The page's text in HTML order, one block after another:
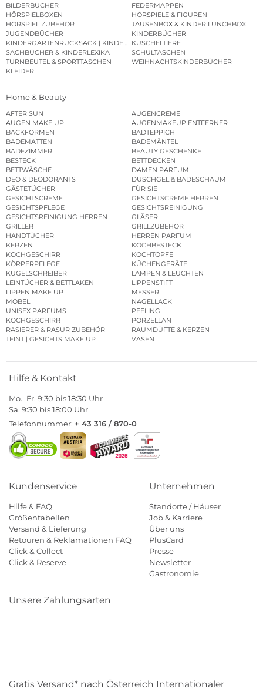
BILDERBÜCHER
FEDERMAPPEN
HÖRSPIELBOXEN
HÖRSPIELE & FIGUREN
HÖRSPIEL ZUBEHÖR
JAUSENBOX & KINDER LUNCHBOX
JUGENDBÜCHER
KINDERBÜCHER
KINDERGARTENRUCKSACK | KINDERGARTENBEUTEL
KUSCHELTIERE
SACHBÜCHER & KINDERLEXIKA
SCHULTASCHEN
TURNBEUTEL & SPORTTASCHEN
WEIHNACHTSKINDERBÜCHER
KLEIDER
Home & Beauty
AFTER SUN
AUGENCREME
AUGEN MAKE UP
AUGENMAKEUP ENTFERNER
BACKFORMEN
BADTEPPICH
BADEMATTEN
BADEMÄNTEL
BADEZIMMER
BEAUTY GESCHENKE
BESTECK
BETTDECKEN
BETTWÄSCHE
DAMEN PARFUM
DEO & DEODORANTS
DUSCHGEL & BADESCHAUM
GÄSTETÜCHER
FÜR SIE
GESICHTSCREME
GESICHTSCREME HERREN
GESICHTSPFLEGE
GESICHTSREINIGUNG
GESICHTSREINIGUNG HERREN
GLÄSER
GRILLER
GRILLZUBEHÖR
HANDTÜCHER
HERREN PARFUM
KERZEN
KOCHBESTECK
KOCHGESCHIRR
KOCHTÖPFE
KÖRPERPFLEGE
KÜCHENGERÄTE
KUGELSCHREIBER
LAMPEN & LEUCHTEN
LEINTÜCHER & BETTLAKEN
LIPPENSTIFT
LIPPEN MAKE UP
MESSER
MÖBEL
NAGELLACK
UNISEX PARFUMS
PEELING
KOCHGESCHIRR
PORZELLAN
RASIERER & RASUR ZUBEHÖR
RAUMDÜFTE & KERZEN
TEINT | GESICHTS MAKE UP
VASEN
Hilfe & Kontakt
Mo.–Fr. 9:30 bis 18:30 Uhr
Sa. 9:30 bis 18:00 Uhr
Telefonnummer: + 43 316 / 870-0
Kundenservice
Hilfe & FAQ
Größentabellen
Versand & Lieferung
Retouren & Reklamationen FAQ
Click & Collect
Click & Reserve
Unternehmen
Standorte / Häuser
Job & Karriere
Über uns
PlusCard
Presse
Newsletter
Gastronomie
Unsere Zahlungsarten
Gratis Versand* nach Österreich Internationaler